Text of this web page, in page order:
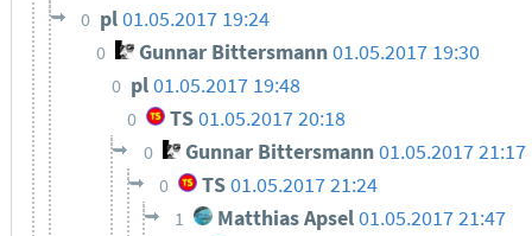
0 pl01.05.2017 19:24
0 Gunnar Bittersmann01.05.2017 19:30
0 pl01.05.2017 19:48
0 TS01.05.2017 20:18
0 Gunnar Bittersmann01.05.2017 21:17
0 TS 01.05.2017 21:24
1 Matthias Apsel01.05.2017 21:47